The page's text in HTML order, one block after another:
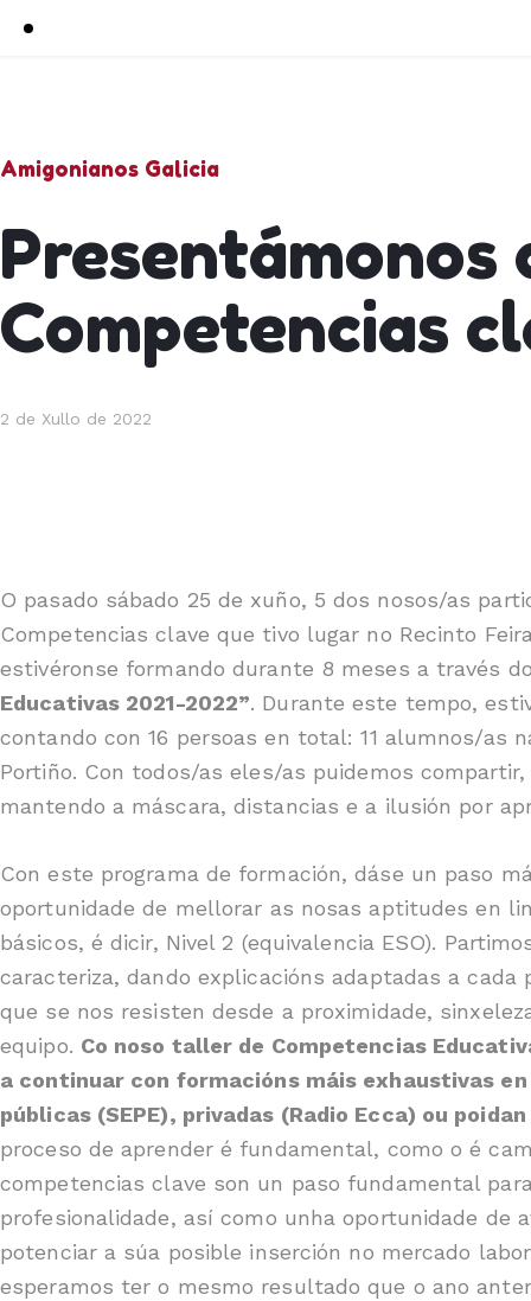
Amigonianos Galicia
Presentámonos
Competencias
2 de Xullo de 2022
O pasado sábado 25 de xuño, 5 dos nosos/as
Competencias clave que tivo lugar no Recinto
estivéronse formando durante 8 meses a través
Educativas 2021-2022”. Durante este tempo,
contando con 16 persoas en total: 11 alumnos/as
Portiño. Con todos/as eles/as puidemos compartir,
mantendo a máscara, distancias e a ilusión por
Con este programa de formación, dáse un paso
oportunidade de mellorar as nosas aptitudes en
básicos, é dicir, Nivel 2 (equivalencia ESO).
caracteriza, dando explicacións adaptadas a
que se nos resisten desde a proximidade,
equipo. Co noso taller de Competencias
a continuar con formacións máis exhaustivas
públicas (SEPE), privadas (Radio Ecca) ou
proceso de aprender é fundamental, como o é
competencias clave son un paso fundamental
profesionalidade, así como unha oportunidade de
potenciar a súa posible inserción no mercado
esperamos ter o mesmo resultado que o ano